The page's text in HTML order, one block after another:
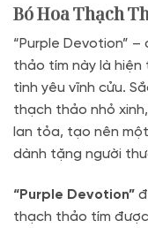
Bó Hoa Thạch
“Purple Devotion”
thảo tím này là hiện
tình yêu vĩnh cửu.
thạch thảo nhỏ
lan tỏa, tạo nên
dành tặng người
“Purple Devotion”
thạch thảo tím